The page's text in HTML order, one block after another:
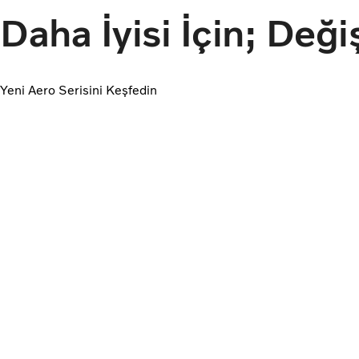
Daha İyisi İçin;
Yeni Aero Serisini Keşfedin